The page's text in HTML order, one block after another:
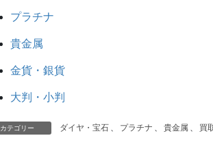
プラチナ
貴金属
金貨・銀貨
大判・小判
カテゴリー ダイヤ・宝石 プラチナ 貴金属 買